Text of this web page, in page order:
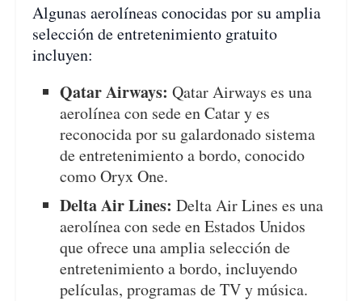
Algunas aerolíneas conocidas por su amplia
selección de entretenimiento gratuito
incluyen:
Qatar Airways: Qatar Airways es una
aerolínea con sede en Catar y es
reconocida por su galardonado sistema
de entretenimiento a bordo, conocido
como Oryx One.
Delta Air Lines: Delta Air Lines es una
aerolínea con sede en Estados Unidos
que ofrece una amplia selección de
entretenimiento a bordo, incluyendo
películas, programas de TV y música.